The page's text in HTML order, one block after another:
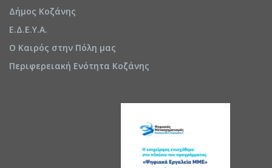
Δήμος Κοζάνης
Ε.Δ.Ε.Υ.Α.
Ο Καιρός στην Πόλη μας
Περιφερειακή Ενότητα Κοζάνης